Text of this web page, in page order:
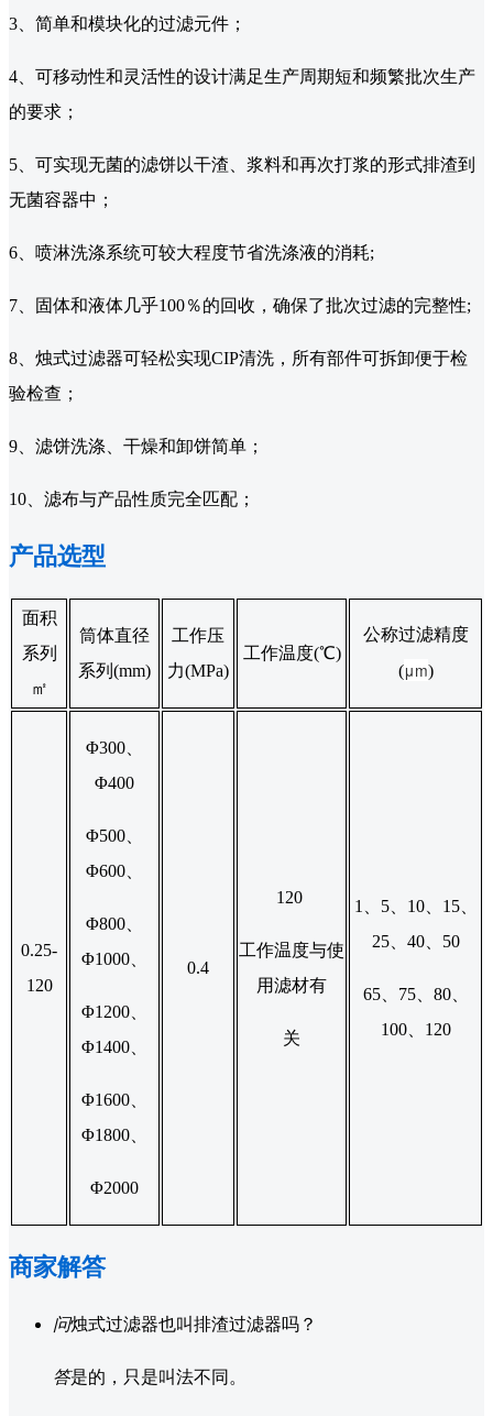
3、简单和模块化的过滤元件；
4、可移动性和灵活性的设计满足生产周期短和频繁批次生产
的要求；
5、可实现无菌的滤饼以干渣、浆料和再次打浆的形式排渣到
无菌容器中；
6、喷淋洗涤系统可较大程度节省洗涤液的消耗;
7、固体和液体几乎100％的回收，确保了批次过滤的完整性;
8、烛式过滤器可轻松实现CIP清洗，所有部件可拆卸便于检
验检查；
9、滤饼洗涤、干燥和卸饼简单；
10、滤布与产品性质完全匹配；
产品选型
面积
系列
㎡
筒体直径
系列(mm)
工作压
力(MPa)
工作温度(℃)
公称过滤精度
(μm)
0.25-
120
Φ300、
Φ400
Φ500、
Φ600、
Φ800、
Φ1000、
Φ1200、
Φ1400、
Φ1600、
Φ1800、
Φ2000
0.4
120
工作温度与使
用滤材有
关
1、5、10、15、
25、40、50
65、75、80、
100、120
商家解答
问烛式过滤器也叫排渣过滤器吗？
答是的，只是叫法不同。